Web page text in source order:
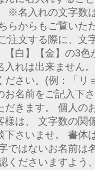
※名入れの文字数
からもご覧いた
注文する際に、文
【白】【金】の3
入れは出来ません
ださい。(例：「
お名前をご記入下
だきます。 個人の
様は、 文字数の関
下さいませ。 書体
ではないお名前は
くださいますよう